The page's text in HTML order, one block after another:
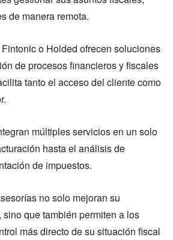
de manera remota.
o Holded ofrecen soluciones
de procesos financieros y fiscales
tanto el acceso del cliente como
múltiples servicios en un solo
hasta el análisis de
de impuestos.
no solo mejoran su
que también permiten a los
más directo de su situación fiscal